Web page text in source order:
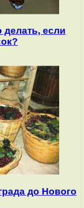
делать, если
до Нового